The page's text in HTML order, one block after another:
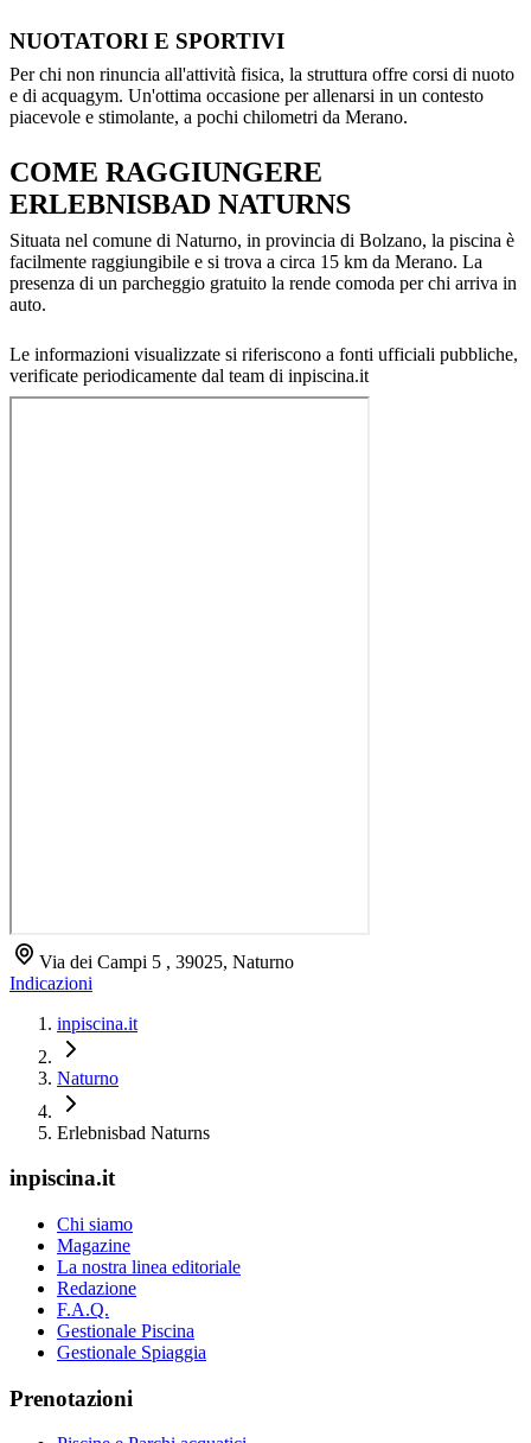
NUOTATORI E SPORTIVI
Per chi non rinuncia all'attività fisica, la struttura offre corsi di nuoto
e di acquagym. Un'ottima occasione per allenarsi in un contesto
piacevole e stimolante, a pochi chilometri da Merano.
COME RAGGIUNGERE
ERLEBNISBAD NATURNS
Situata nel comune di Naturno, in provincia di Bolzano, la piscina è
facilmente raggiungibile e si trova a circa 15 km da Merano. La
presenza di un parcheggio gratuito la rende comoda per chi arriva in
auto.
Le informazioni visualizzate si riferiscono a fonti ufficiali pubbliche,
verificate periodicamente dal team di inpiscina.it
Via dei Campi 5 , 39025, Naturno
Indicazioni
inpiscina.it
Naturno
Erlebnisbad Naturns
inpiscina.it
Chi siamo
Magazine
La nostra linea editoriale
Redazione
F.A.Q.
Gestionale Piscina
Gestionale Spiaggia
Prenotazioni